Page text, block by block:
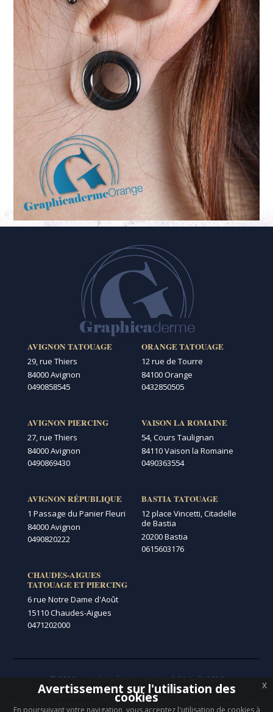
AVIGNON TATOUAGE
29, rue Thiers
84000 Avignon
0490858545
AVIGNON PIERCING
27, rue Thiers
84000 Avignon
0490869430
AVIGNON RÉPUBLIQUE
1 Passage du Panier Fleuri
84000 Avignon
0490820222
CHAUDES-AIGUES
TATOUAGE ET PIERCING
6 rue Notre Dame d'Août
15110 Chaudes-Aigues
0471202000
ORANGE TATOUAGE
12 rue de Tourre
84100 Orange
0432850505
VAISON LA ROMAINE
54, Cours Taulignan
84110 Vaison la Romaine
0490363554
BASTIA TATOUAGE
12 place Vincetti, Citadelle
de Bastia
20200 Bastia
0615603176
© 2026 - graphicaderme.com Jeudi 06 Août 2026
Menu secondaireMentions légales Carrécom
Restaurant Chaudes-aigues
Avertissement sur l'utilisation des
cookies
En poursuivant votre navigation, vous acceptez l'utilisation de cookies à
x